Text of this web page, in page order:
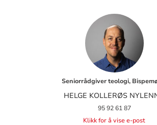
Seniorrådgiver teologi,
HELGE KOLLERØS
95 92 61 87
Klikk for å vise e-post